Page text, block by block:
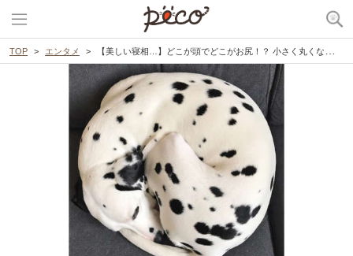
TOP エンタメ 【美しい寝相…】どこが頭でどこがお尻！？ 小さく丸くなって眠るダルメシアンが可愛すぎた♡（5枚）